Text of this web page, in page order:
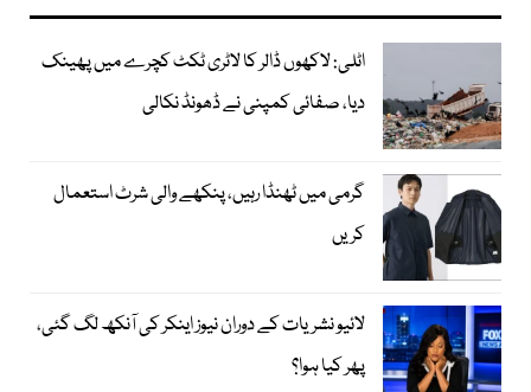
اٹلی: لاکھوں ڈالر کا لاٹری ٹکٹ کچرے میں پھینک
دیا، صفائی کمپنی نے ڈھونڈ نکالی
گرمی میں ٹھنڈا رہیں، پنکھے والی شرٹ استعمال
کریں
لائیو نشریات کے دوران نیوز اینکر کی آنکھ لگ گئی،
پھر کیا ہوا؟